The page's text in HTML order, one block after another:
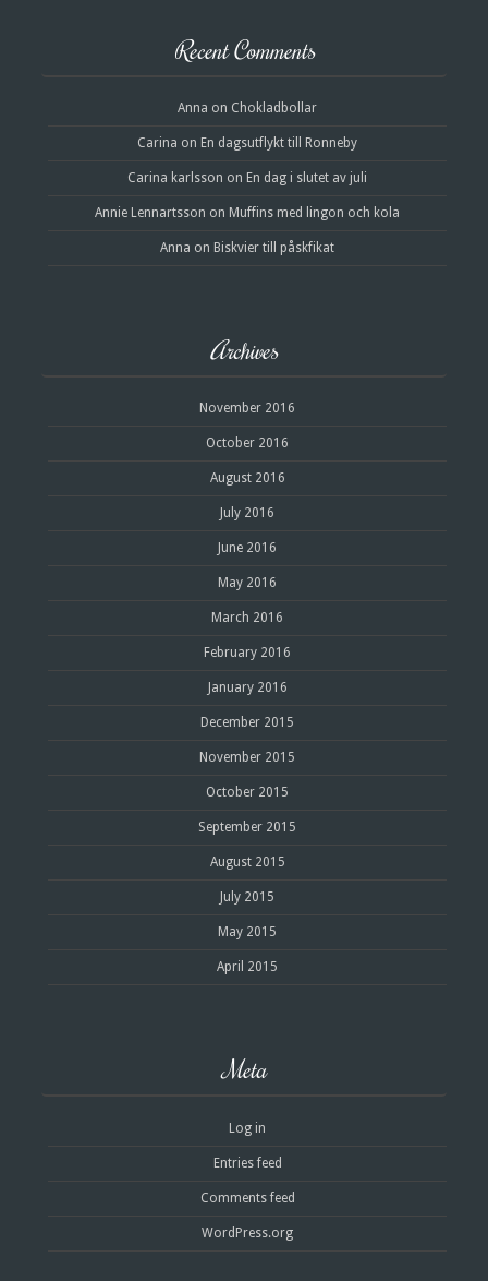
Recent Comments
Anna on Chokladbollar
Carina on En dagsutflykt till Ronneby
Carina karlsson on En dag i slutet av juli
Annie Lennartsson on Muffins med lingon och kola
Anna on Biskvier till påskfikat
Archives
November 2016
October 2016
August 2016
July 2016
June 2016
May 2016
March 2016
February 2016
January 2016
December 2015
November 2015
October 2015
September 2015
August 2015
July 2015
May 2015
April 2015
Meta
Log in
Entries feed
Comments feed
WordPress.org